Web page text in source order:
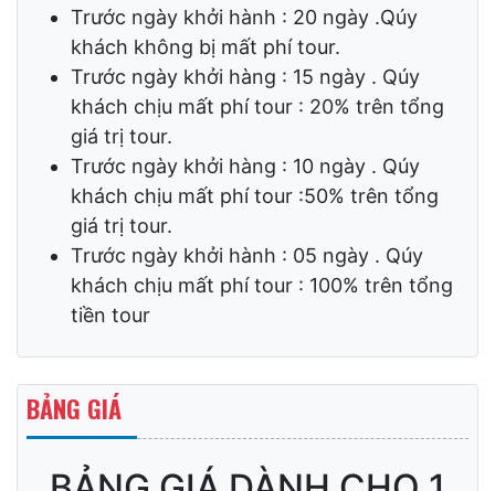
THÔNG TIN THÊM
ĐIỀU KIỆN HỦY TOUR :
Trước ngày khởi hành : 20 ngày .Qúy
khách không bị mất phí tour.
Trước ngày khởi hàng : 15 ngày . Qúy
khách chịu mất phí tour : 20% trên tổng
giá trị tour.
giá trị tour.